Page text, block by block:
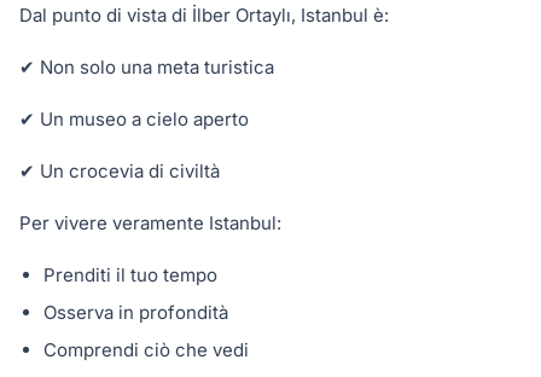
Dal punto di vista di İlber Ortaylı, Istanbul è:
✔ Non solo una meta turistica
✔ Un museo a cielo aperto
✔ Un crocevia di civiltà
Per vivere veramente Istanbul:
Prenditi il tuo tempo
Osserva in profondità
Comprendi ciò che vedi